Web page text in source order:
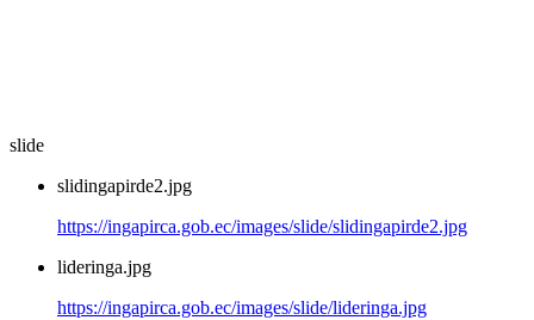
slide
slidingapirde2.jpg
https://ingapirca.gob.ec/images/slide/slidingapirde2.jpg
lideringa.jpg
https://ingapirca.gob.ec/images/slide/lideringa.jpg